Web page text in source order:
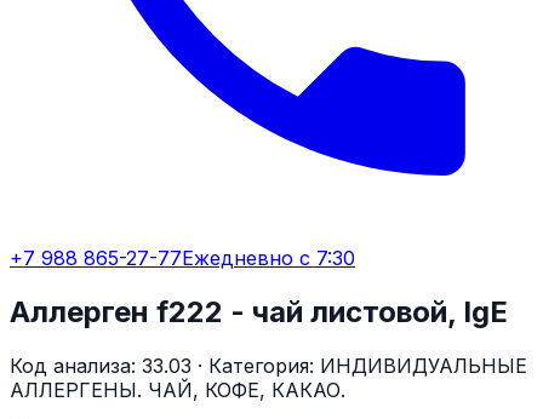
+7 988 865-27-77Ежедневно с 7:30
Аллерген f222 - чай листовой, IgE
Код анализа: 33.03 · Категория: ИНДИВИДУАЛЬНЫЕ
АЛЛЕРГЕНЫ. ЧАЙ, КОФЕ, КАКАО.